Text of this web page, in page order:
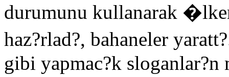
durumunu kullanarak
haz?rlad?, bahaneler
gibi yapmac?k